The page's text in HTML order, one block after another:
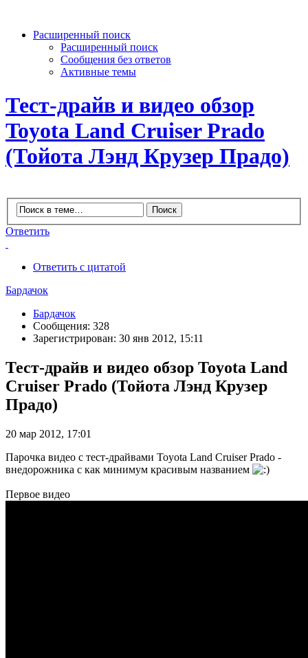
Расширенный поиск
Расширенный поиск
Сообщения без ответов
Активные темы
Тест-драйв и видео обзор
Toyota Land Cruiser Prado
(Тойота Лэнд Крузер Прадо)
Ответить
Ответить с цитатой
Бардачок
Бардачок
Сообщения: 328
Зарегистрирован: 30 янв 2012, 15:11
Тест-драйв и видео обзор Toyota Land
Cruiser Prado (Тойота Лэнд Крузер
Прадо)
20 мар 2012, 17:01
Парочка видео с тест-драйвами Toyota Land Cruiser Prado -
внедорожника с как минимум красивым названием
Первое видео